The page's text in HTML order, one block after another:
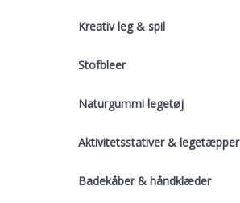
Kreativ leg & spil
Stofbleer
Naturgummi legetøj
Aktivitetsstativer & legetæpper
Badekåber & håndklæder